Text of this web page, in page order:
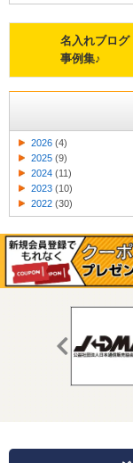
名入れブログ
事例集♪
2026 (4)
2025 (9)
2024 (11)
2023 (10)
2022 (30)